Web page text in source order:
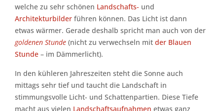
welche zu sehr schönen Landschafts- und
Architekturbilder führen können. Das Licht ist dann
etwas wärmer. Gerade deshalb spricht man auch von der
goldenen Stunde (nicht zu verwechseln mit der Blauen
Stunde – im Dämmerlicht).
In den kühleren Jahreszeiten steht die Sonne auch
mittags sehr tief und taucht die Landschaft in
stimmungsvolle Licht- und Schattenpartien. Diese Tiefe
macht aus vielen Landschaftsaufnahmen etwas ganz